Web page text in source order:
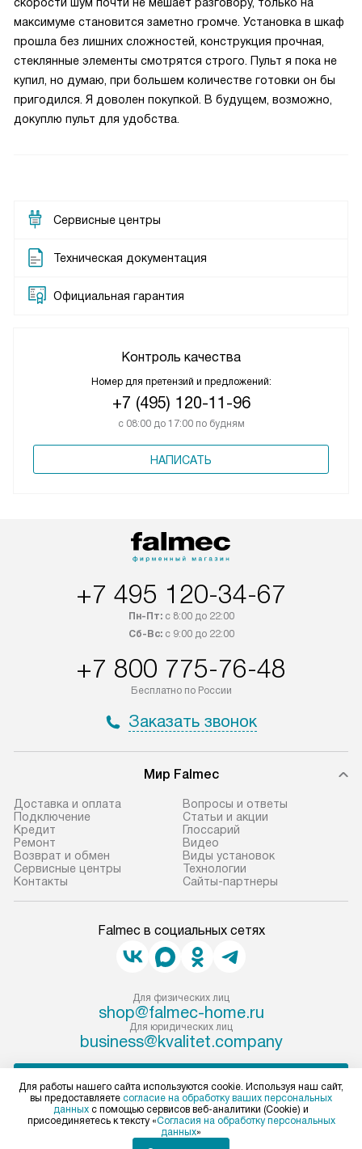
максимуме становится заметно громче. Установка в шкаф
прошла без лишних сложностей, конструкция прочная,
стеклянные элементы смотрятся строго. Пульт я пока не
купил, но думаю, при большем количестве готовки он бы
пригодился. Я доволен покупкой. В будущем, возможно,
докуплю пульт для удобства.
Сервисные центры
Техническая документация
Официальная гарантия
Контроль качества
Номер для претензий и предложений:
+7 (495) 120-11-96
с 08:00 до 17:00 по будням
НАПИСАТЬ
+7 495 120-34-67
Пн-Пт:с 8:00 до 22:00
Сб-Вс:с 9:00 до 22:00
+7 800 775-76-48
Бесплатно по России
Заказать звонок
Мир Falmec
Доставка и оплата
Подключение
Кредит
Ремонт
Возврат и обмен
Сервисные центры
Контакты
Вопросы и ответы
Статьи и акции
Глоссарий
Видео
Виды установок
Технологии
Сайты-партнеры
Falmec в социальных сетях
Для физических лиц
shop@falmec-home.ru
Для юридических лиц
business@kvalitet.company
Политика конфиденциальности
Условия продажи
Для работы нашего сайта используются cookie. Используя наш сайт,
вы предоставляете согласие на обработку ваших персональных
данных с помощью сервисов веб-аналитики (Cookie) и
присоединяетесь к тексту «Согласия на обработку персональных
данных»